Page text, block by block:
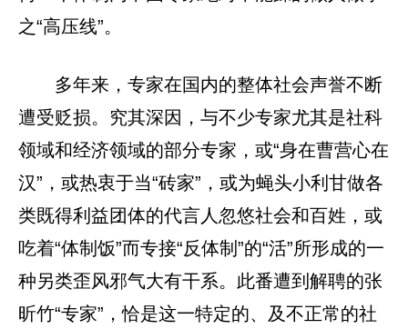
之“高压线”。
多年来，专家在国内的整体社会声誉不断
遭受贬损。究其深因，与不少专家尤其是社科
领域和经济领域的部分专家，或“身在曹营心在
汉”，或热衷于当“砖家”，或为蝇头小利甘做各
类既得利益团体的代言人忽悠社会和百姓，或
吃着“体制饭”而专接“反体制”的“活”所形成的一
种另类歪风邪气大有干系。此番遭到解聘的张
昕竹“专家”，恰是这一特定的、及不正常的社